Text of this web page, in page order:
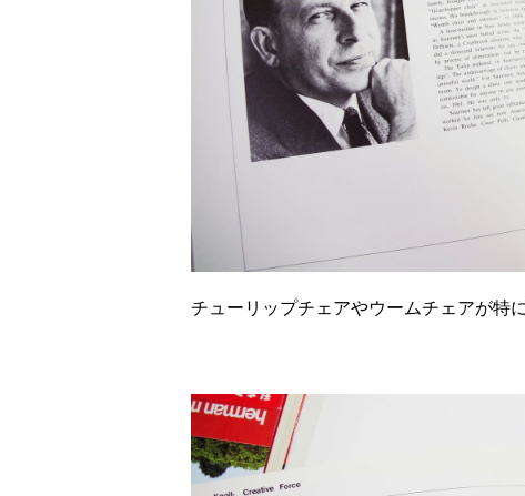
チューリップチェアやウームチェアが特